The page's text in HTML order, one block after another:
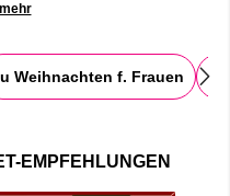
an fertig
Kolleginnen und Kollegen.
Weihnachten f. Frauen
EMPFEHLUNGEN